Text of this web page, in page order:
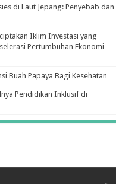
di Laut Jepang: Penyebab dan
Iklim Investasi yang
Pertumbuhan Ekonomi
Buah Papaya Bagi Kesehatan
Pendidikan Inklusif di